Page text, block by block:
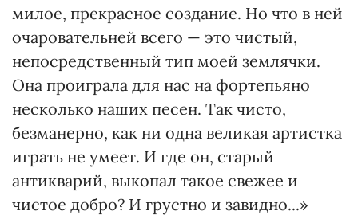
милое, прекрасное создание. Но что в ней
очаровательней всего — это чистый,
непосредственный тип моей землячки.
Она проиграла для нас на фортепьяно
несколько наших песен. Так чисто,
безманерно, как ни одна великая артистка
играть не умеет. И где он, старый
антикварий, выкопал такое свежее и
чистое добро? И грустно и завидно...»